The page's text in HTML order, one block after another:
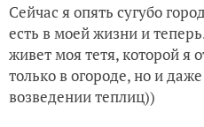
Сейчас я опять сугубо
есть в моей жизни и
живет моя тетя, которой я
только в огороде, но и
возведении теплиц))